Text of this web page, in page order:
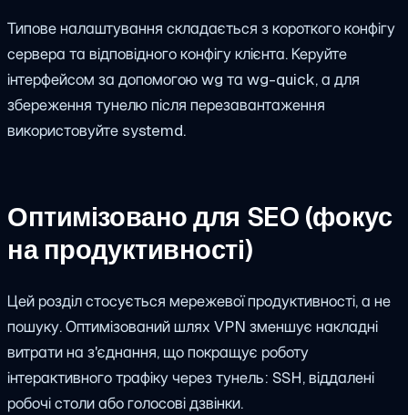
Типове налаштування складається з короткого конфігу
сервера та відповідного конфігу клієнта. Керуйте
інтерфейсом за допомогоюwg та wg-quick, а для
збереження тунелю після перезавантаження
використовуйте systemd.
Оптимізовано для SEO (фокус
на продуктивності)
Цей розділ стосується мережевої продуктивності, а не
пошуку. Оптимізований шлях VPN зменшує накладні
витрати на з'єднання, що покращує роботу
інтерактивного трафіку через тунель: SSH, віддалені
робочі столи або голосові дзвінки.